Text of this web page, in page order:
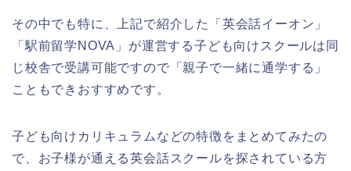
その中でも特に、上記で紹介した「英会話イーオン」
「駅前留学NOVA」が運営する子ども向けスクールは同
じ校舎で受講可能ですので「親子で一緒に通学する」
こともできおすすめです。
子ども向けカリキュラムなどの特徴をまとめてみたの
で、お子様が通える英会話スクールを探されている方